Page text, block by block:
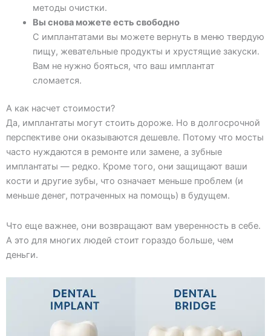
методы очистки.
Вы снова можете есть свободно
С имплантатами вы можете вернуть в меню твердую
пищу, жевательные продукты и хрустящие закуски.
Вам не нужно бояться, что ваш имплантат
сломается.
А как насчет стоимости?
Да, имплантаты могут стоить дороже. Но в долгосрочной
перспективе они оказываются дешевле. Потому что мосты
часто нуждаются в ремонте или замене, а зубные
имплантаты — редко. Кроме того, они защищают ваши
кости и другие зубы, что означает меньше проблем (и
меньше денег, потраченных на помощь) в будущем.
Что еще важнее, они возвращают вам уверенность в себе.
А это для многих людей стоит гораздо больше, чем
деньги.